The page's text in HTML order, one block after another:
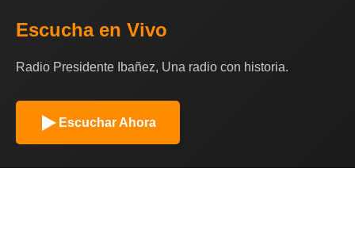
Escucha en Vivo
Radio Presidente Ibañez, Una radio con historia.
Escuchar Ahora